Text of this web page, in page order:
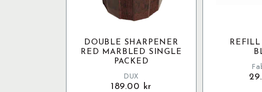
DOUBLE SHARPENER
RED MARBLED SINGLE
PACKED
DUX
189.00 kr